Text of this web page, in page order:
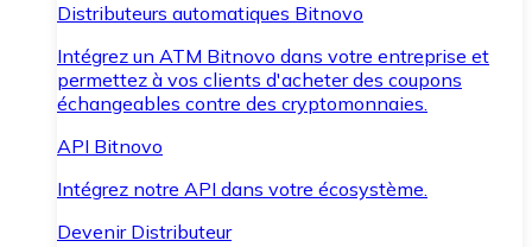
Distributeurs automatiques Bitnovo
Intégrez un ATM Bitnovo dans votre entreprise et
permettez à vos clients d'acheter des coupons
échangeables contre des cryptomonnaies.
API Bitnovo
Intégrez notre API dans votre écosystème.
Devenir Distributeur